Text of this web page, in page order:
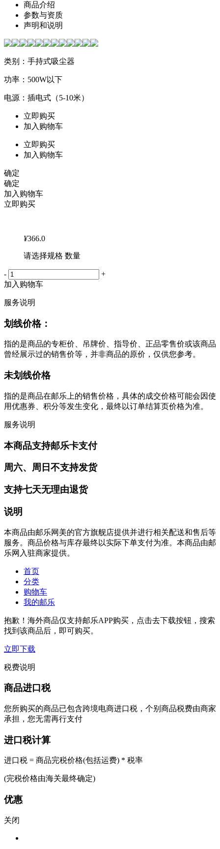
商品介绍
参数与资质
声明和说明
类别：手持式吸尘器
功率：500W以下
电源：插电式（5-10米）
立即购买
加入购物车
立即购买
加入购物车
确定
确定
加入购物车
立即购买
¥366.0
请选择规格 数量
-
+
加入购物车
服务说明
划线价格：
指的是商品的专柜价、吊牌价、指导价、正品零售价或该商品
曾经展示过的销售价等，并非商品的原价，仅供您参考。
未划线价格
指的是商品在邮乐上的销售价格，具体的成交价格可能会因使
用优惠券、积分等发生变化，最终以订单结算页价格为准。
服务说明
本商品支持邮乐卡支付
周六、周日不支持发货
支持七天无理由退货
说明
本商品由邮乐网美的官方旗舰店提供并进行相关配送和售后等
服务。商品价格与库存最终以实际下单支付为准。本商品由邮
乐网入驻商家提供。
首页
分类
购物车
我的邮乐
抱歉！海外商品仅支持邮乐APP购买，点击去下载按钮，搜索
找到该商品后，即可购买。
立即下载
税费说明
商品进口税
您所购买的商品已包含跨境电商进口税，个别商品税费由商家
承担，您无需再行支付
进口税计算
进口税 = 商品完税价格(包括运费) * 税率
(完税价格由海关最终确定)
优惠
关闭